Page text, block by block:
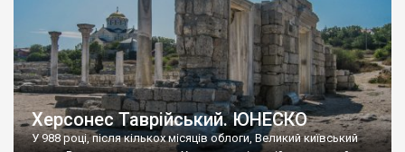
Херсонес Таврійський. ЮНЕСКО
У 988 році, після кількох місяців облоги, Великий київський